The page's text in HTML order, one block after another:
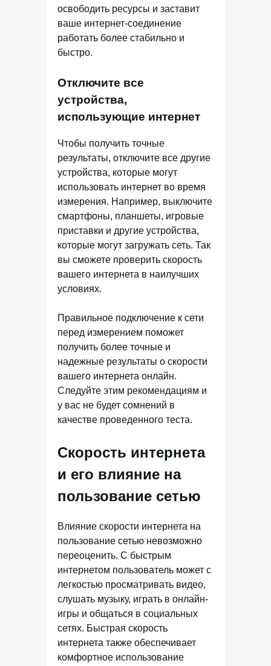
освободить ресурсы и заставит
ваше интернет-соединение
работать более стабильно и
быстро.
Отключите все
устройства,
использующие интернет
Чтобы получить точные
результаты, отключите все другие
устройства, которые могут
использовать интернет во время
измерения. Например, выключите
смартфоны, планшеты, игровые
приставки и другие устройства,
которые могут загружать сеть. Так
вы сможете проверить скорость
вашего интернета в наилучших
условиях.
Правильное подключение к сети
перед измерением поможет
получить более точные и
надежные результаты о скорости
вашего интернета онлайн.
Следуйте этим рекомендациям и
у вас не будет сомнений в
качестве проведенного теста.
Скорость интернета
и его влияние на
пользование сетью
Влияние скорости интернета на
пользование сетью невозможно
переоценить. С быстрым
интернетом пользователь может с
легкостью просматривать видео,
слушать музыку, играть в онлайн-
игры и общаться в социальных
сетях. Быстрая скорость
интернета также обеспечивает
комфортное использование